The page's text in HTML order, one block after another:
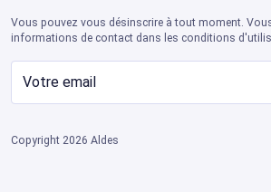
Vous pouvez vous désinscrire à tout moment.
informations de contact dans les conditions
Copyright 2026 Aldes